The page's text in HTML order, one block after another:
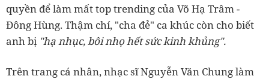
quyền để làm mất top trending của Võ Hạ Trâm -
Đông Hùng. Thậm chí, "cha đẻ" ca khúc còn cho biết
anh bị "hạ nhục, bôi nhọ hết sức kinh khủng".
Trên trang cá nhân, nhạc sĩ Nguyễn Văn Chung làm